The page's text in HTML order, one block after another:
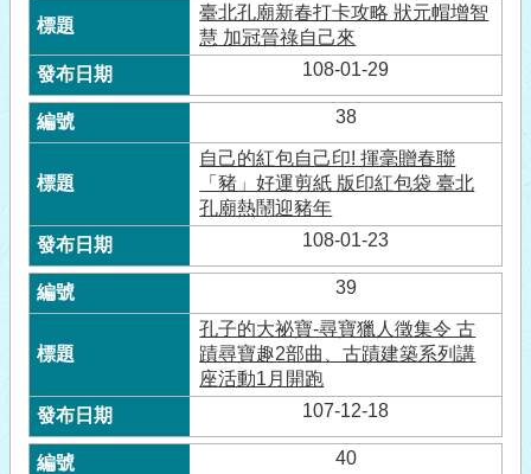
臺北孔廟新春打卡攻略 狀元帽增智
慧 加冠晉祿自己來
108-01-29
38
自己的紅包自己印! 揮毫贈春聯
「豬」好運剪紙 版印紅包袋 臺北
孔廟熱鬧迎豬年
108-01-23
39
孔子的大祕寶-尋寶獵人徵集令 古
蹟尋寶趣2部曲、古蹟建築系列講
座活動1月開跑
107-12-18
40